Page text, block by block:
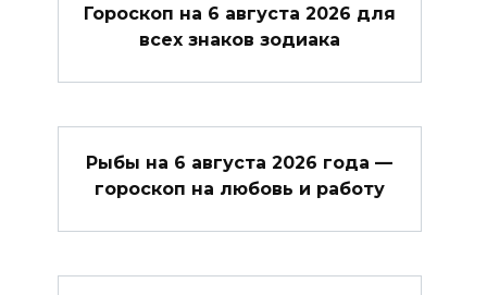
Гороскоп на 6 августа 2026 для
всех знаков зодиака
Рыбы на 6 августа 2026 года —
гороскоп на любовь и работу